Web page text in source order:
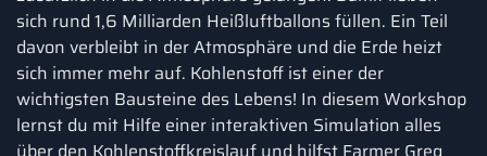
sich rund 1,6 Milliarden Heißluftballons füllen. Ein Teil
davon verbleibt in der Atmosphäre und die Erde heizt
sich immer mehr auf. Kohlenstoff ist einer der
wichtigsten Bausteine des Lebens! In diesem Workshop
lernst du mit Hilfe einer interaktiven Simulation alles